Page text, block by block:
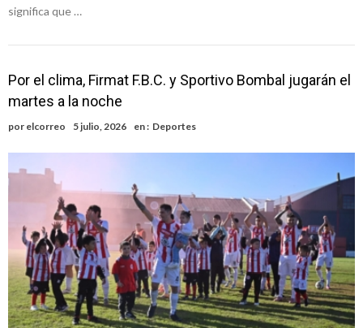
significa que …
Por el clima, Firmat F.B.C. y Sportivo Bombal jugarán el
martes a la noche
por elcorreo 5 julio, 2026 en : Deportes